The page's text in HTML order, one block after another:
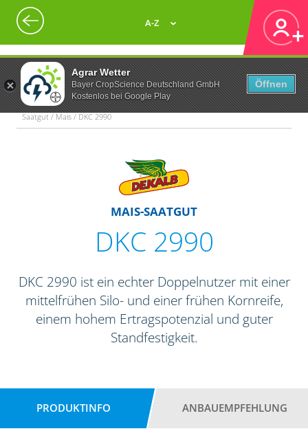
Agrar Wetter
Bayer CropScience Deutschland GmbH
Kostenlos bei Google Play
Öffnen
A-Z
Saatgut / Mais / DKC 2990
MAIS-SAATGUT
DKC 2990
DKC 2990 ist ein echter Doppelnutzer mit einer
mittelfrühen Silo- und einer frühen Kornreife,
einem hohem Ertragspotenzial und guter
Standfestigkeit.
PRODUKTINFO ANBAUEMPFEHLUNG